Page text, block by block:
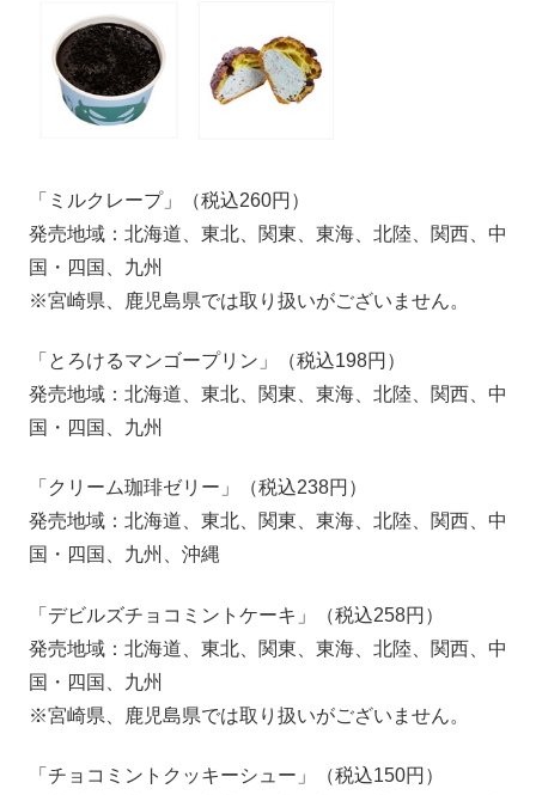
「ミルクレープ」（税込260円）
発売地域：北海道、東北、関東、東海、北陸、関西、中
国・四国、九州
※宮崎県、鹿児島県では取り扱いがございません。
「とろけるマンゴープリン」（税込198円）
発売地域：北海道、東北、関東、東海、北陸、関西、中
国・四国、九州
「クリーム珈琲ゼリー」（税込238円）
発売地域：北海道、東北、関東、東海、北陸、関西、中
国・四国、九州、沖縄
「デビルズチョコミントケーキ」（税込258円）
発売地域：北海道、東北、関東、東海、北陸、関西、中
国・四国、九州
※宮崎県、鹿児島県では取り扱いがございません。
「チョコミントクッキーシュー」（税込150円）